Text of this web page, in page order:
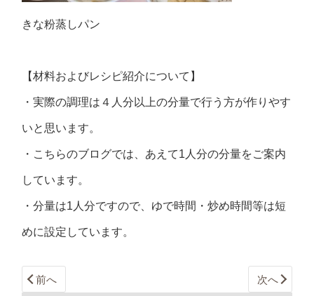
きな粉蒸しパン
【材料およびレシピ紹介について】
・実際の調理は４人分以上の分量で行う方が作りやす
いと思います。
・こちらのブログでは、あえて1人分の分量をご案内
しています。
・分量は1人分ですので、ゆで時間・炒め時間等は短
めに設定しています。
前へ 次へ